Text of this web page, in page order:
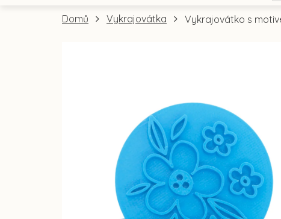
Domů Vykrajovátka Vykrajovátko s